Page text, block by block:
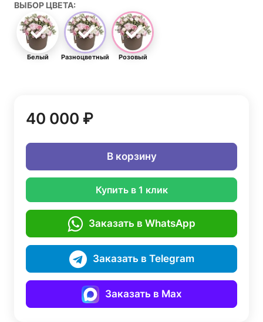
ВЫБОР ЦВЕТА:
Белый Разноцветный Розовый
40 000 ₽
В корзину
Купить в 1 клик
Заказать в WhatsApp
Заказать в Telegram
Заказать в Max